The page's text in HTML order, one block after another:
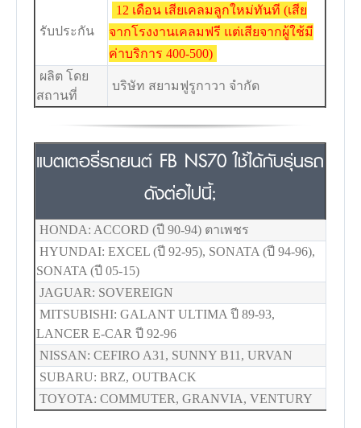
รับประกัน
12 เดือน เสียเคลมลูกใหม่ทันที (เสีย
จากโรงงานเคลมฟรี แต่เสียจากผู้ใช้มี
ค่าบริการ 400-500)
ผลิต โดย
สถานที่
บริษัท สยามฟูรูกาวา จำกัด
แบตเตอรี่รถยนต์ FB NS70 ใช้ได้กับรุ่นรถ
ดังต่อไปนี้;
HONDA: ACCORD (ปี 90-94) ตาเพชร
HYUNDAI: EXCEL (ปี 92-95), SONATA (ปี 94-96),
SONATA (ปี 05-15)
JAGUAR: SOVEREIGN
MITSUBISHI: GALANT ULTIMA ปี 89-93,
LANCER E-CAR ปี 92-96
NISSAN: CEFIRO A31, SUNNY B11, URVAN
SUBARU: BRZ, OUTBACK
TOYOTA: COMMUTER, GRANVIA, VENTURY